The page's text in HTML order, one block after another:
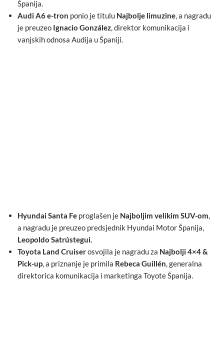
Španija.
Audi A6 e-tron ponio je titulu Najbolje limuzine, a nagradu
je preuzeo Ignacio González, direktor komunikacija i
vanjskih odnosa Audija u Španiji.
Hyundai Santa Fe proglašen je Najboljim velikim SUV-om,
a nagradu je preuzeo predsjednik Hyundai Motor Španija,
Leopoldo Satrústegui.
Toyota Land Cruiserosvojila je nagradu za Najbolji 4×4 &
Pick-up, a priznanje je primila Rebeca Guillén, generalna
direktorica komunikacija i marketinga Toyote Španija.